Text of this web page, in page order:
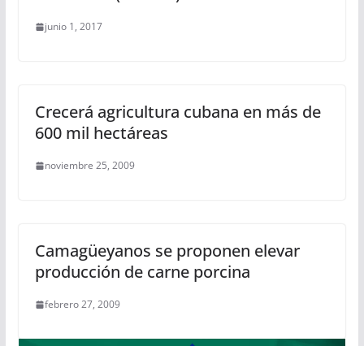
junio 1, 2017
Crecerá agricultura cubana en más de
600 mil hectáreas
noviembre 25, 2009
Camagüeyanos se proponen elevar
producción de carne porcina
febrero 27, 2009